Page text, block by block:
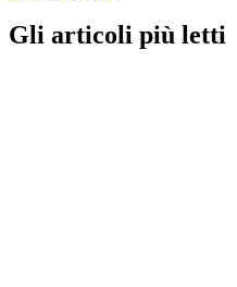
Gli articoli più letti